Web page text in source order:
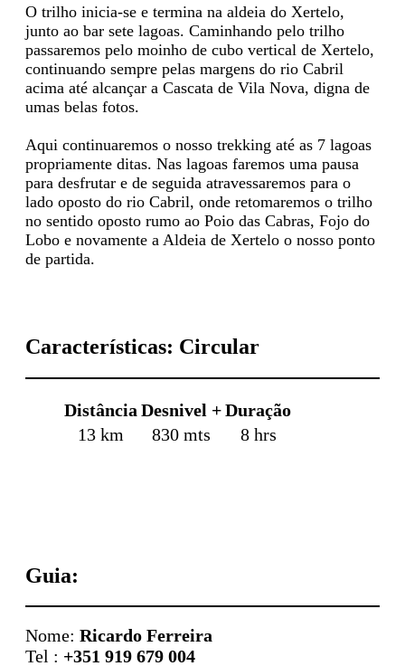
O trilho inicia-se e termina na aldeia do Xertelo,
junto ao bar sete lagoas. Caminhando pelo trilho
passaremos pelo moinho de cubo vertical de Xertelo,
continuando sempre pelas margens do rio Cabril
acima até alcançar a Cascata de Vila Nova, digna de
umas belas fotos.
Aqui continuaremos o nosso trekking até as 7 lagoas
propriamente ditas. Nas lagoas faremos uma pausa
para desfrutar e de seguida atravessaremos para o
lado oposto do rio Cabril, onde retomaremos o trilho
no sentido oposto rumo ao Poio das Cabras, Fojo do
Lobo e novamente a Aldeia de Xertelo o nosso ponto
de partida.
Características: Circular
Distância Desnivel +Duração
13 km
830 mts 8 hrs
Guia:
Nome: Ricardo Ferreira
Tel : +351 919 679 004